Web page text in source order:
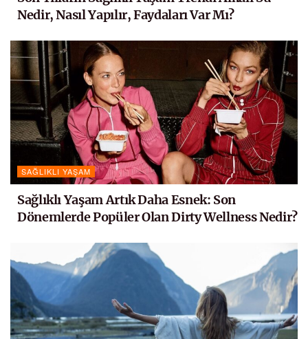
Nedir, Nasıl Yapılır, Faydaları Var Mı?
SAĞLIKLI YAŞAM
Sağlıklı Yaşam Artık Daha Esnek: Son
Dönemlerde Popüler Olan Dirty Wellness Nedir?